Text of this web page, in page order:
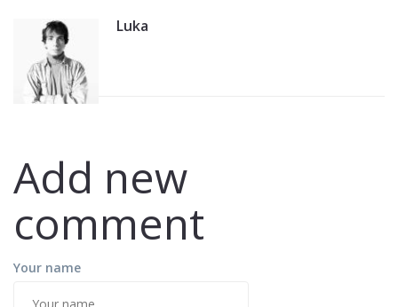
Luka
Add new
comment
Your name